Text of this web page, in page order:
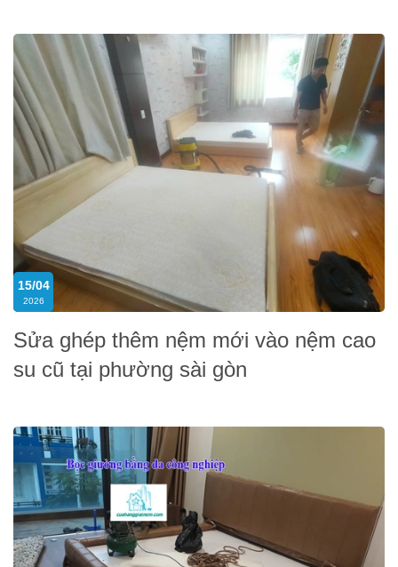
15/04
2026
Sửa ghép thêm nệm mới vào nệm cao
su cũ tại phường sài gòn